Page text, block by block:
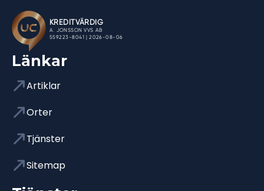
Länkar
Artiklar
Orter
Tjänster
Sitemap